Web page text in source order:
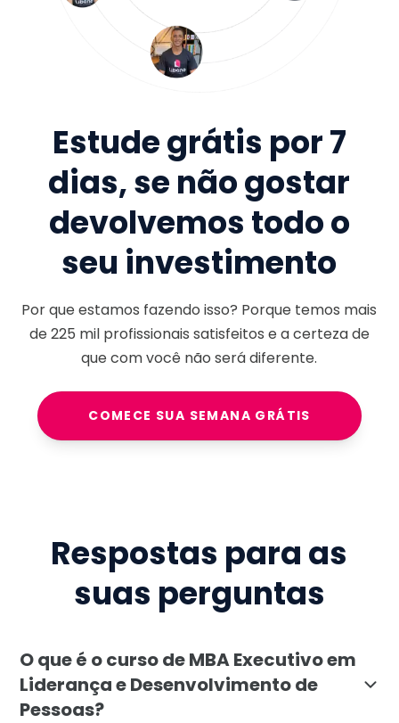
Estude grátis por 7
dias, se não gostar
devolvemos todo o
seu investimento
Por que estamos fazendo isso? Porque temos mais
de225 milprofissionais satisfeitos e a certeza de
que com você não será diferente.
COMECE SUA SEMANA GRÁTIS
Respostas para as
suas perguntas
O que é o curso de MBA Executivo em
Liderança e Desenvolvimento de
Pessoas?